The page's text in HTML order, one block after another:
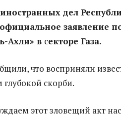
дел
заявление
Ахли» в секторе Газа.
что восприняли
глубокой скорби.
этот зловещий акт